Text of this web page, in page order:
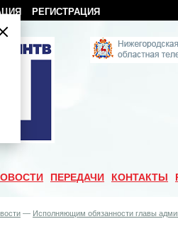
РЕГИСТРАЦИЯ
ПЕРЕДАЧИ КОНТАКТЫ
— Исполняющим обязанности главы